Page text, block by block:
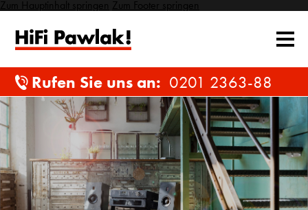
Zum Hauptinhalt springen Zum Footer springen
Rufen Sie uns an: 0201 2363-88